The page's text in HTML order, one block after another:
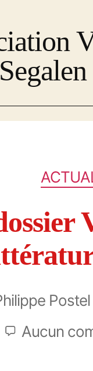
Segalen
Postel
Aucun